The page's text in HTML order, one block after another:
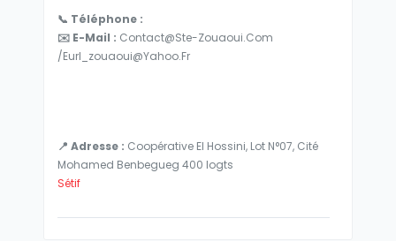
📞 Téléphone :
✉️ E-Mail : Contact@ste-Zouaoui.com
/eurl_zouaoui@yahoo.fr
📍 Adresse : Coopérative El Hossini, Lot N°07, Cité
Mohamed Benbegueg 400 logts
Sétif